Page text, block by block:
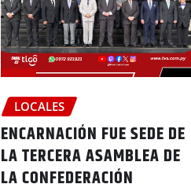
LOCALES
ENCARNACIÓN FUE SEDE DE
LA TERCERA ASAMBLEA DE